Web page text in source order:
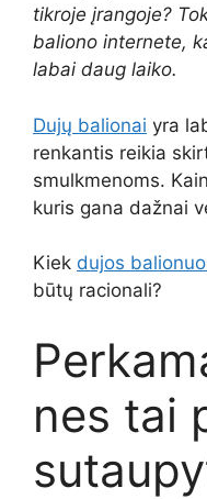
tikroje įrangoje?
baliono internete,
labai daug laiko.
Dujų balionai yra
renkantis reikia
smulkmenoms.
kuris gana dažnai
Kiek dujos
būtų racionali?
nes tai